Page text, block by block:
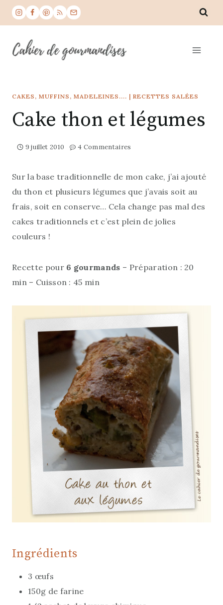
Aller
contenu
CAKES, MUFFINS, MADELEINES.... | RECETTES SALÉES
Cake thon et légumes
9 juillet 2010 4 Commentaires
Sur la base traditionnelle de mon cake, j’ai ajouté
du thon et plusieurs légumes que j’avais soit au
frais, soit en conserve… Cela change pas mal des
cakes traditionnels et c’est plein de jolies
couleurs !
Recette pour 6 gourmands – Préparation : 20
min – Cuisson : 45 min
Ingrédients
3 œufs
150g de farine